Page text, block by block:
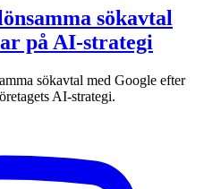
sökavtal
på AI-strategi
sökavtal med Google efter
AI-strategi.